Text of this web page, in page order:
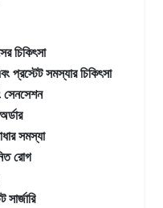
চিকিৎসা
সমস্যার চিকিৎসা
সেনসেশন
সমস্যা
রোগ